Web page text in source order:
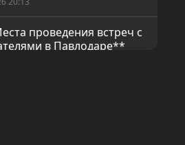
проведения встреч с
в Павлодаре**